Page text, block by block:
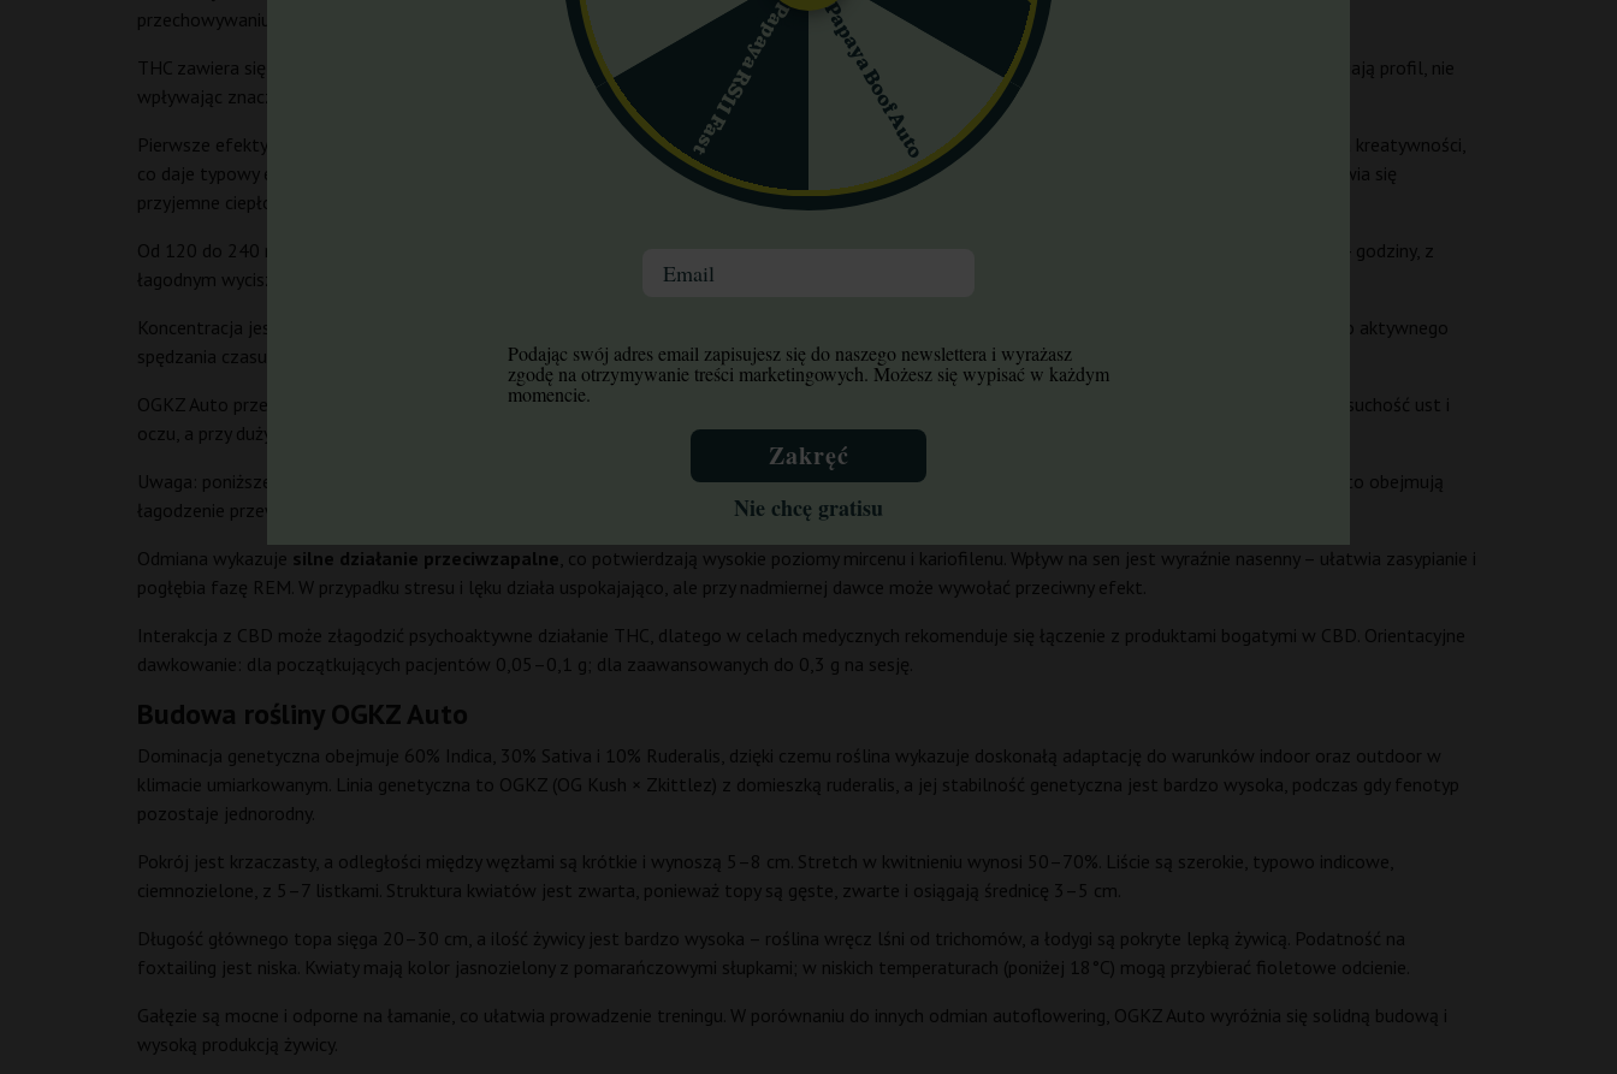
przechowywaniu w szczelnym pojemniku w ciemnym i chłodnym miejscu susz zachowuje świeżość przez 12–18 miesięcy.
THC zawiera się w przedziale 24–27%, CBD wynosi mniej niż 0,1%, a CBG osiąga około 0,3%. Śladowe ilości CBC, CBN i innych kannabinoidów uzupełniają profil, nie
wpływając znacząco na efekt końcowy.
Pierwsze efekty odczuwalne są już po 5–10 minutach od inhalacji. W przedziale 0–60 minut dominuje euforia, podniesienie nastroju i lekka stymulacja kreatywności,
co daje typowy efekt stymulujący. Między 60 a 120 minutą następuje wyraźne przesunięcie w stronę fizycznego relaksu – mięśnie się rozluźniają, pojawia się
przyjemne ciepło.
Od 120 do 240 minut trwa faza sedacji, w której pojawia się silne uspokojenie, często prowadzące do senności. Całkowity czas działania wynosi 2,5–4 godziny, z
łagodnym wyciszeniem po zakończeniu. Profil mentalny vs fizyczny ocenia się na 30% do 70%. Poziom sedacji jest wysoki, pobudzenie niskie.
Koncentracja jest wyraźnie obniżona, apetyt wzmaga się (tzw. wilczy głód). Odmiana rekomendowana na wieczór i sesje relaksacyjne – nie nadaje się do aktywnego
spędzania czasu. Użytkownicy o niskiej tolerancji mogą odczuć zmęczenie po ustąpieniu efektów.
OGKZ Auto przeznaczona jest dla doświadczonych konsumentów – jej moc potrafi zaskoczyć nawet wytrawnych palaczy. Możliwe skutki uboczne to suchość ust i
oczu, a przy dużych dawkach – czasem łagodna paranoja lub zawroty głowy.
Uwaga: poniższe informacje nie stanowią porady medycznej i nie powinny być traktowane jako zalecenie leczenia. Potencjalne zastosowania OGKZ Auto obejmują
łagodzenie przewlekłego bólu (neuropatycznego, mięśniowego), bezsenności, stanów lękowych i stresu.
Odmiana wykazuje silne działanie przeciwzapalne , co potwierdzają wysokie poziomy mircenu i kariofilenu. Wpływ na sen jest wyraźnie nasenny – ułatwia zasypianie i
pogłębia fazę REM. W przypadku stresu i lęku działa uspokajająco, ale przy nadmiernej dawce może wywołać przeciwny efekt.
Interakcja z CBD może złagodzić psychoaktywne działanie THC, dlatego w celach medycznych rekomenduje się łączenie z produktami bogatymi w CBD. Orientacyjne
dawkowanie: dla początkujących pacjentów 0,05–0,1 g; dla zaawansowanych do 0,3 g na sesję.
Budowa rośliny OGKZ Auto
Dominacja genetyczna obejmuje 60% Indica, 30% Sativa i 10% Ruderalis, dzięki czemu roślina wykazuje doskonałą adaptację do warunków indoor oraz outdoor w
klimacie umiarkowanym. Linia genetyczna to OGKZ (OG Kush × Zkittlez) z domieszką ruderalis, a jej stabilność genetyczna jest bardzo wysoka, podczas gdy fenotyp
pozostaje jednorodny.
Pokrój jest krzaczasty, a odległości między węzłami są krótkie i wynoszą 5–8 cm. Stretch w kwitnieniu wynosi 50–70%. Liście są szerokie, typowo indicowe,
ciemnozielone, z 5–7 listkami. Struktura kwiatów jest zwarta, ponieważ topy są gęste, zwarte i osiągają średnicę 3–5 cm.
Długość głównego topa sięga 20–30 cm, a ilość żywicy jest bardzo wysoka – roślina wręcz lśni od trichomów, a łodygi są pokryte lepką żywicą. Podatność na
foxtailing jest niska. Kwiaty mają kolor jasnozielony z pomarańczowymi słupkami; w niskich temperaturach (poniżej 18°C) mogą przybierać fioletowe odcienie.
Gałęzie są mocne i odporne na łamanie, co ułatwia prowadzenie treningu. W porównaniu do innych odmian autoflowering, OGKZ Auto wyróżnia się solidną budową i
wysoką produkcją żywicy.
Papaya Boof Auto
Papaya RS11 Fast
Email
Podając swój adres email zapisujesz się do naszego newslettera i wyrażasz
zgodę na otrzymywanie treści marketingowych. Możesz się wypisać w każdym
momencie.
Zakręć
Nie chcę gratisu